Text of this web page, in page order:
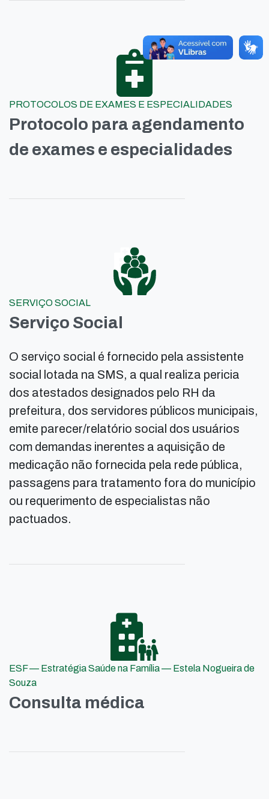
PROTOCOLOS DE EXAMES E ESPECIALIDADES
Protocolo para agendamento
de exames e especialidades
SERVIÇO SOCIAL
Serviço Social
O serviço social é fornecido pela assistente
social lotada na SMS, a qual realiza pericia
dos atestados designados pelo RH da
prefeitura, dos servidores públicos municipais,
emite parecer/relatório social dos usuários
com demandas inerentes a aquisição de
medicação não fornecida pela rede pública,
passagens para tratamento fora do município
ou requerimento de especialistas não
pactuados.
ESF — Estratégia Saúde na Família — Estela Nogueira de
Souza
Consulta médica